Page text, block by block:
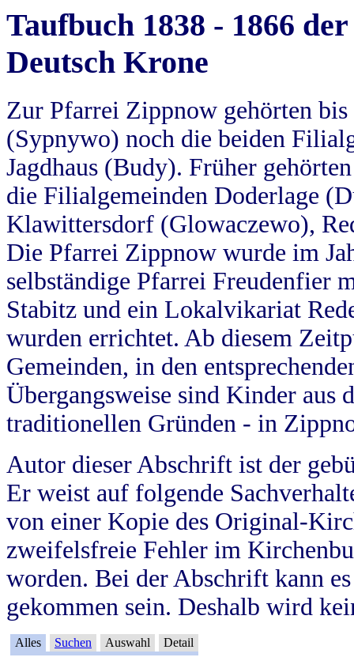
Taufbuch 1838 - 1866
Deutsch Krone
Zur Pfarrei Zippnow gehörten
(Sypnywo) noch die beiden
Jagdhaus (Budy). Früher
die Filialgemeinden Doderlage
Klawittersdorf (Glowaczewo),
Die Pfarrei Zippnow wurde im
selbständige Pfarrei Freudenfier
Stabitz und ein Lokalvikariat
wurden errichtet. Ab diesem
Gemeinden, in den
Übergangsweise sind Kinder aus
traditionellen Gründen - in
Autor dieser Abschrift ist der
Er weist auf folgende
von einer Kopie des Original-
zweifelsfreie Fehler im
worden. Bei der Abschrift kann
gekommen sein. Deshalb wird
Alles Suchen Auswahl Detail